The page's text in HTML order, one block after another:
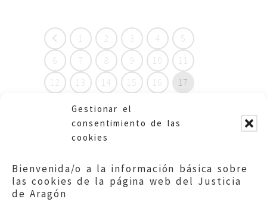
Gestionar el
consentimiento de las
cookies
Bienvenida/o a la información básica sobre
las cookies de la página web del Justicia
de Aragón
1 2 3 4
5
7 8 10
11
12
13 14 15 16
17
19 20 21
25 26 27 28
29
36
37 38 39 40